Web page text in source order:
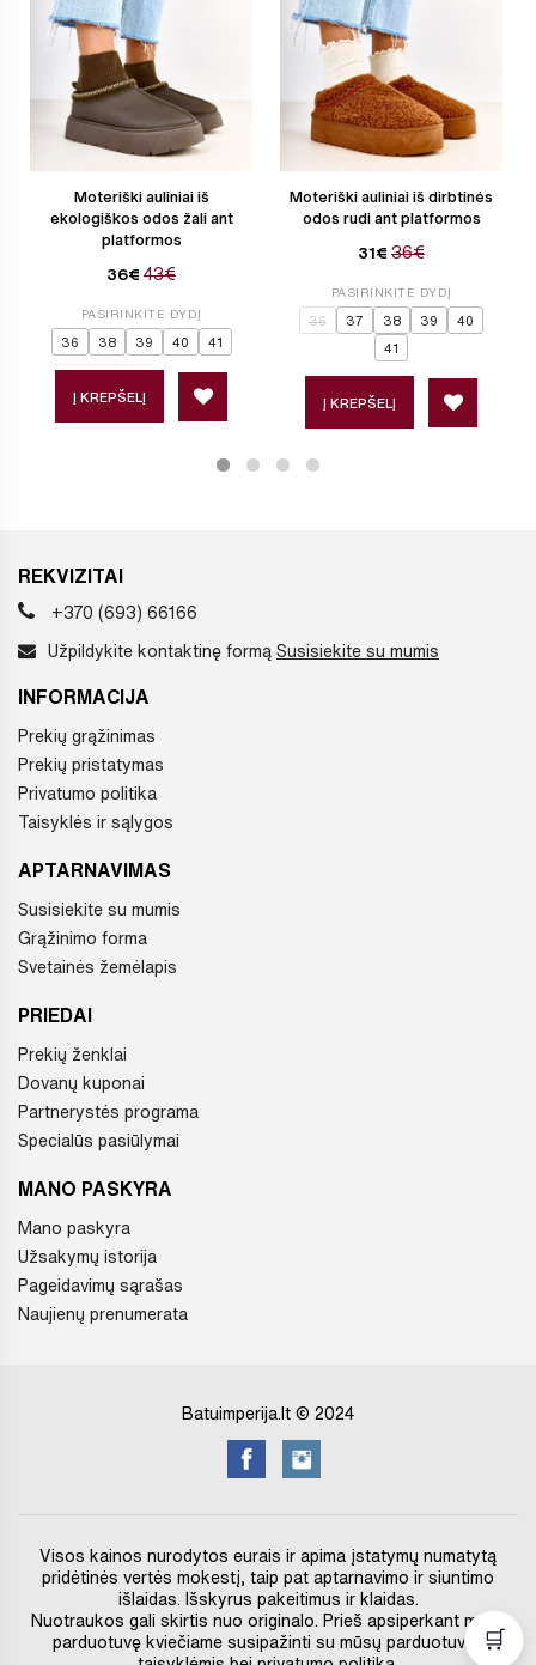
Moteriški auliniai iš
ekologiškos odos žali ant
platformos
36€ 43€
PASIRINKITE DYDĮ
36 38 39 40 41
Į KREPŠELĮ
Moteriški auliniai iš dirbtinės
odos rudi ant platformos
31€ 36€
PASIRINKITE DYDĮ
36 37 38 39 40
41
Į KREPŠELĮ
REKVIZITAI
+370 (693) 66166
Užpildykite kontaktinę formą Susisiekite su mumis
INFORMACIJA
Prekių grąžinimas
Prekių pristatymas
Privatumo politika
Taisyklės ir sąlygos
APTARNAVIMAS
Susisiekite su mumis
Grąžinimo forma
Svetainės žemėlapis
PRIEDAI
Prekių ženklai
Dovanų kuponai
Partnerystės programa
Specialūs pasiūlymai
MANO PASKYRA
Mano paskyra
Užsakymų istorija
Pageidavimų sąrašas
Naujienų prenumerata
Batuimperija.lt © 2024
Visos kainos nurodytos eurais ir apima įstatymų numatytą
pridėtinės vertės mokestį, taip pat aptarnavimo ir siuntimo
išlaidas. Išskyrus pakeitimus ir klaidas.
Nuotraukos gali skirtis nuo originalo. Prieš apsiperkant mūsų
parduotuvę kviečiame susipažinti su mūsų parduotuvės
🛒